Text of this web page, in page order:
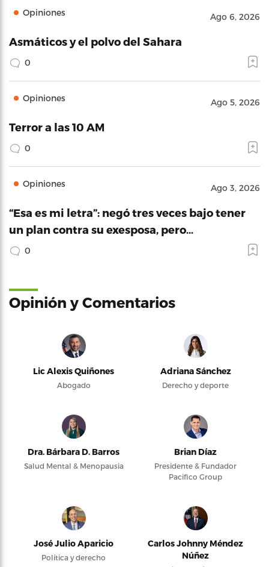
Opiniones Ago 6, 2026
Asmáticos y el polvo del Sahara
0
Opiniones Ago 5, 2026
Terror a las 10 AM
0
Opiniones Ago 3, 2026
“Esa es mi letra”: negó tres veces bajo tener
un plan contra su exesposa, pero…
0
Opinión y Comentarios
Lic Alexis Quiñones
Abogado
Adriana Sánchez
Derecho y deporte
Dra. Bárbara D. Barros
Salud Mental & Menopausia
Brian Díaz
Presidente & Fundador
Pacifico Group
José Julio Aparicio
Política y derecho
Carlos Johnny Méndez
Núñez